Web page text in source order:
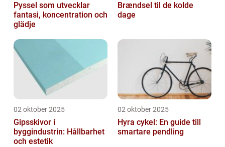
Pyssel som utvecklar
fantasi, koncentration och
glädje
Brændsel til de kolde
dage
02 oktober 2025
Gipsskivor i
byggindustrin: Hållbarhet
och estetik
02 oktober 2025
Hyra cykel: En guide till
smartare pendling